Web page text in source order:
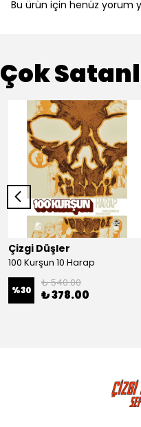
Bu ürün için henüz yorum
Çok
Çizgi Düşler
100 Kurşun 10 Harap
%30
₺ 540.00
₺ 378.00